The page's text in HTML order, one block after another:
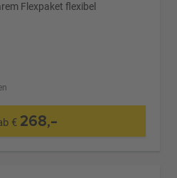
Flexpaket flexibel
€ 268,-